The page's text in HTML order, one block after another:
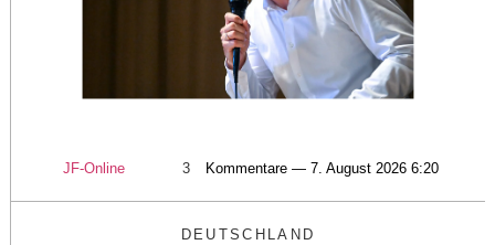
JF-Online 3 Kommentare — 7. August 2026 6:20
DEUTSCHLAND